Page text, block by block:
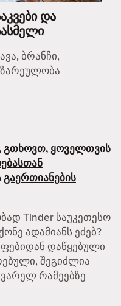
და
ბრანჩი,
გთხოვთ, ყოველთვის
გაერთიანების
Tinder საუკეთესო
ადამიანს ეძებ?
დაწყებული
შეგიძლია
რამეებზე